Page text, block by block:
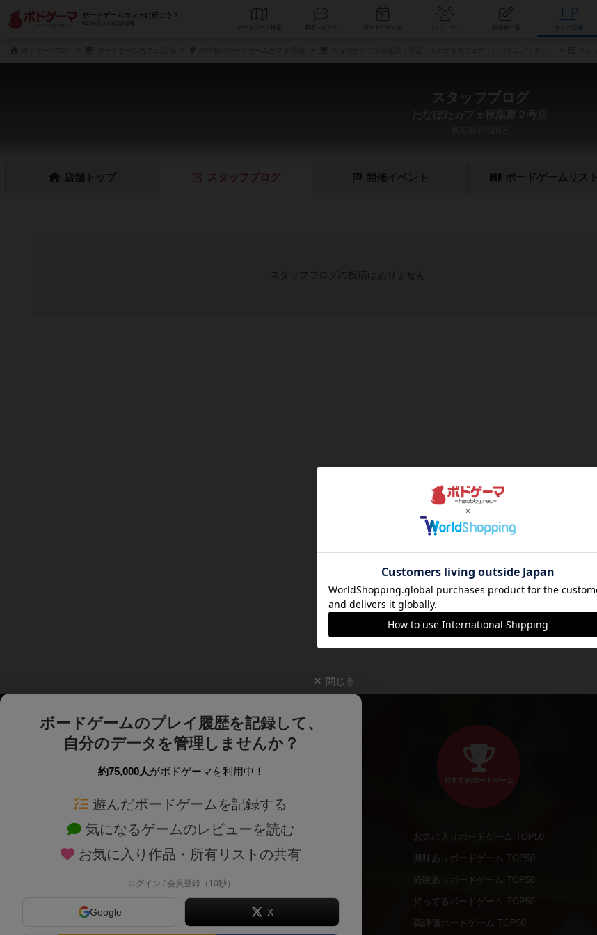
ボードゲームカフェに行こう！
610件以上の店舗情報
データベース コミュニティ 掲示板一覧
スタッフブログ
店舗 トップ スタッフ ブログ 開催イベント ボードゲーム リスト
スタッフブログの投稿はありません
閉じる
ボードゲームのプレイ履歴を記録して、
自分のデータを管理しませんか？
約75,000人がボドゲーマを利用中！
遊んだボードゲームを記録する
気になるゲームのレビューを読む
お気に入り作品・所有リストの共有
ログイン / 会員登録（10秒）
Google X
ボードゲームを検索する
ボードゲームの新着レビュー
新作・再入荷情報
定番ボードゲームの通販商品
国産ボードゲームの通販商品
子供向けボードゲームの通販商品
おすすめボードゲーム
お気に入りボードゲーム TOP50
興味ありボードゲーム TOP50
経験ありボードゲーム TOP50
持ってるボードゲーム TOP50
高評価ボードゲーム TOP50